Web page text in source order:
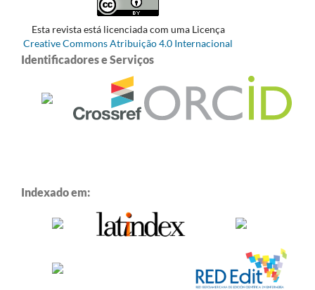
Esta revista está licenciada com uma Licença
Creative Commons Atribuição 4.0 Internacional
Identificadores e Serviços
Indexado em: